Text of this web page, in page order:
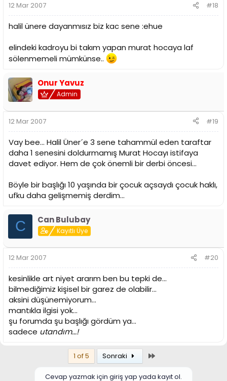
12 Mar 2007 #18
halil ünere dayanmısız biz kac sene :ehue
elindeki kadroyu bi takım yapan murat hocaya laf
sölenmemeli mümkünse..
Onur Yavuz
Admin
12 Mar 2007 #19
Vay bee... Halil Üner´e 3 sene tahammül eden taraftar
daha 1 senesini doldurmamış Murat Hocayı istifaya
davet ediyor. Hem de çok önemli bir derbi öncesi...
Böyle bir başlığı 10 yaşında bir çocuk açsaydı çocuk haklı,
ufku daha gelişmemiş derdim...
C Can Bulubay
Kayıtlı Üye
12 Mar 2007 #20
kesinlikle art niyet ararım ben bu tepki de...
bilmediğimiz kişisel bir garez de olabilir...
aksini düşünemiyorum...
mantıkla ilgisi yok...
şu forumda şu başlığı gördüm ya...
sadece utandım...!
1 of 5 Sonraki
Cevap yazmak için giriş yap yada kayıt ol.